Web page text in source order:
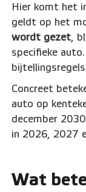
Hier komt het
geldt op het
wordt gezet,
specifieke
Concreet
auto op
december
in 2026, 2027
Wat